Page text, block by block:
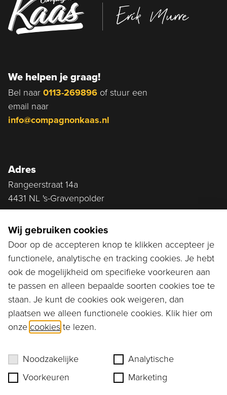
Erik Murre
We helpen je graag!
Bel naar 0113-269896 of stuur een
email naar
info@compagnonkaas.nl
Adres
Rangeerstraat 14a
4431 NL 's-Gravenpolder
Ga naar...
Bestellen
Diensten
Assortiment
Ons verhaal
Wij gebruiken cookies
Door op de accepteren knop te klikken accepteer je
functionele, analytische en tracking cookies. Je hebt
ook de mogelijkheid om specifieke voorkeuren aan
te passen en alleen bepaalde soorten cookies toe te
staan. Je kunt de cookies ook weigeren, dan
plaatsen we alleen functionele cookies. Klik hier om
onze cookies te lezen.
Noodzakelijke
Analytische
Voorkeuren
Marketing